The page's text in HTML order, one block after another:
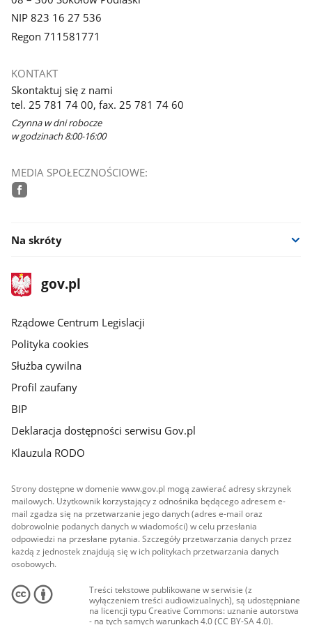
NIP 823 16 27 536
Regon 711581771
KONTAKT
Skontaktuj się z nami
tel. 25 781 74 00, fax. 25 781 74 60
Czynna w dni robocze
w godzinach 8:00-16:00
MEDIA SPOŁECZNOŚCIOWE:
Na skróty
stopka
gov.plStrona
gov.pl
Rządowe Centrum Legislacji
Polityka cookies
Służba cywilna
Profil zaufany
BIP
Deklaracja dostępności serwisu Gov.pl
Klauzula RODO
Strony dostępne w domenie www.gov.pl mogą zawierać adresy skrzynek
mailowych. Użytkownik korzystający z odnośnika będącego adresem e-
mail zgadza się na przetwarzanie jego danych (adres e-mail oraz
dobrowolnie podanych danych w wiadomości) w celu przesłania
odpowiedzi na przesłane pytania. Szczegóły przetwarzania danych przez
każdą z jednostek znajdują się w ich politykach przetwarzania danych
osobowych.
Treści tekstowe publikowane w serwisie (z
wyłączeniem treści audiowizualnych), są udostępniane
na licencji typu Creative Commons: uznanie autorstwa
- na tych samych warunkach 4.0 (CC BY-SA 4.0).